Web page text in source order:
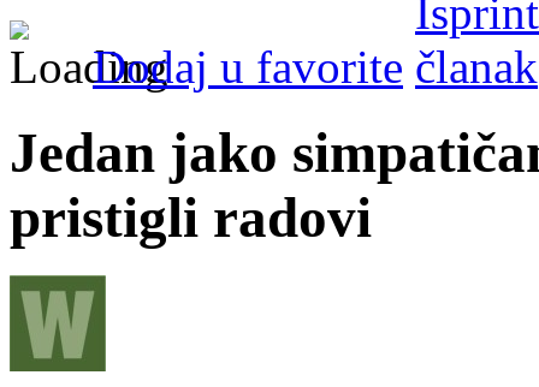
Dodaj u favorite
Jedan jako
pristigli radovi